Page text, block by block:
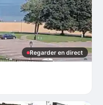
Regarder en direct